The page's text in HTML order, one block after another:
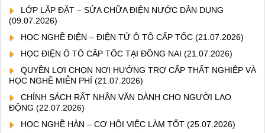
LỚP LẮP ĐẶT – SỬA CHỮA ĐIỆN NƯỚC DÂN DỤNG
(09.07.2026)
HỌC NGHỀ ĐIỆN – ĐIỆN TỬ Ô TÔ CẤP TỐC (21.07.2026)
HỌC ĐIỆN Ô TÔ CẤP TỐC TẠI ĐỒNG NAI (21.07.2026)
QUYỀN LỢI CHỌN NƠI HƯỞNG TRỢ CẤP THẤT NGHIỆP VÀ
HỌC NGHỀ MIỄN PHÍ (21.07.2026)
CHÍNH SÁCH RẤT NHÂN VĂN DÀNH CHO NGƯỜI LAO
ĐỘNG (22.07.2026)
HỌC NGHỀ HÀN – CƠ HỘI VIỆC LÀM TỐT (25.07.2026)